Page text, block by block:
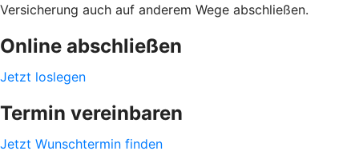
Versicherung auch auf anderem Wege abschließen.
Online abschließen
Jetzt loslegen
Termin vereinbaren
Jetzt Wunschtermin finden